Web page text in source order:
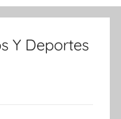
Y Deportes